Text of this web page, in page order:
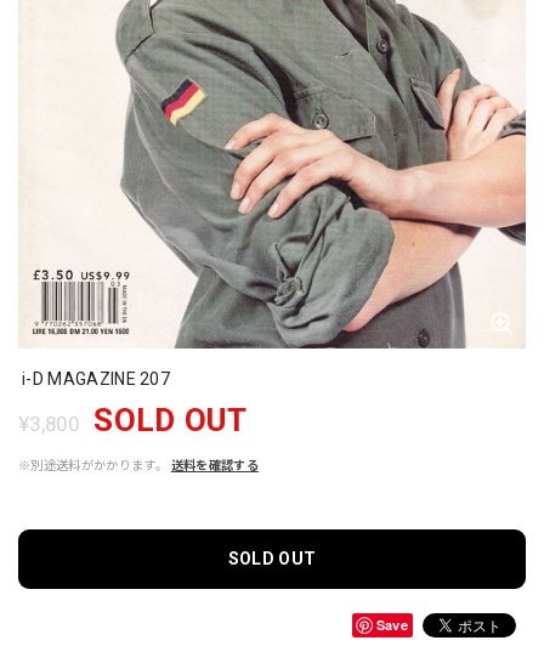
i-D MAGAZINE 207
¥3,800 SOLD OUT
※別途送料がかかります。 送料を確認する
SOLD OUT
Save